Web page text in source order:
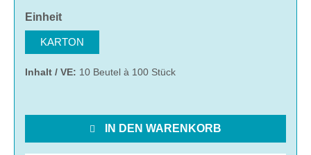
Einheitauswählen
KARTON
Inhalt / VE: 10 Beutel à 100 Stück
IN DEN WARENKORB